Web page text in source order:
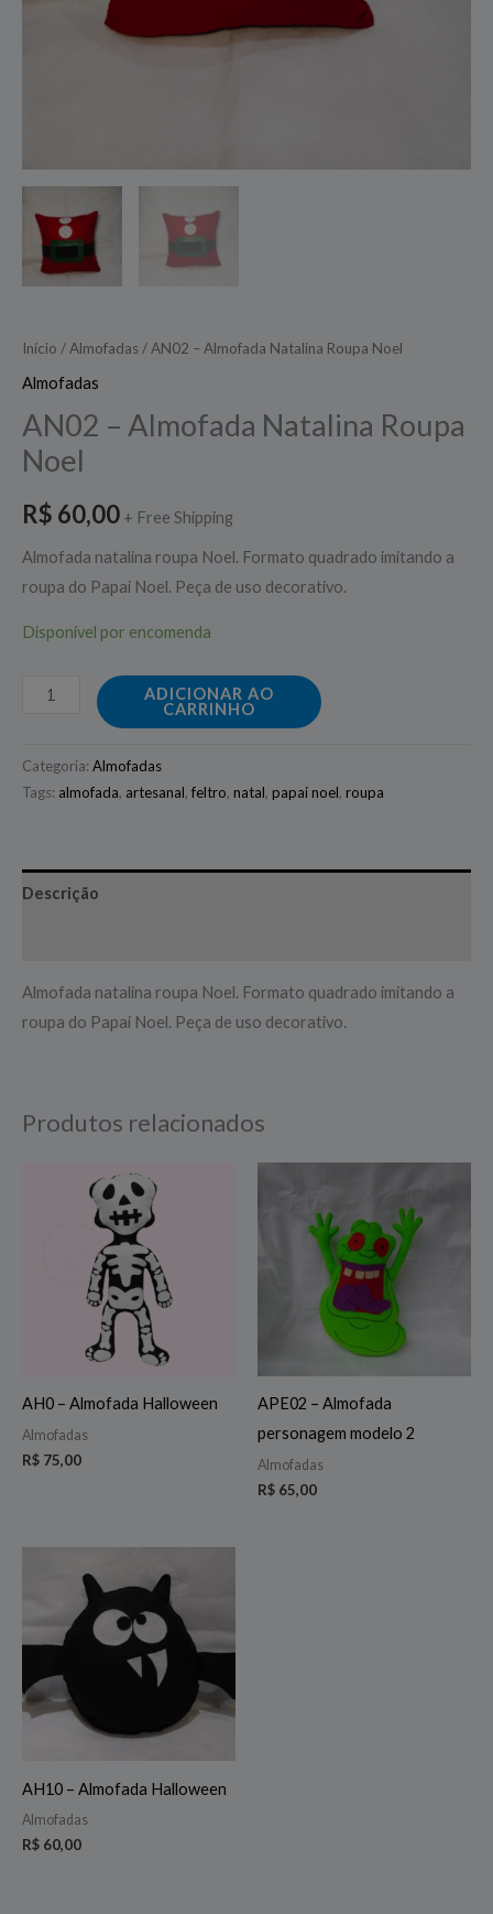
Início /Almofadas / AN02 – Almofada Natalina Roupa Noel
Almofadas
AN02 – Almofada Natalina Roupa
Noel
R$ 60,00 + Free Shipping
Almofada natalina roupa Noel. Formato quadrado imitando a
roupa do Papai Noel. Peça de uso decorativo.
Disponível por encomenda
ADICIONAR AO
CARRINHO
Categoria: Almofadas
Tags: almofada, artesanal, feltro, natal, papai noel, roupa
Descrição
Almofada natalina roupa Noel. Formato quadrado imitando a
roupa do Papai Noel. Peça de uso decorativo.
Produtos relacionados
AH0 – Almofada Halloween
Almofadas
R$ 75,00
APE02 – Almofada
personagem modelo 2
Almofadas
R$ 65,00
AH10 – Almofada Halloween
Almofadas
R$ 60,00